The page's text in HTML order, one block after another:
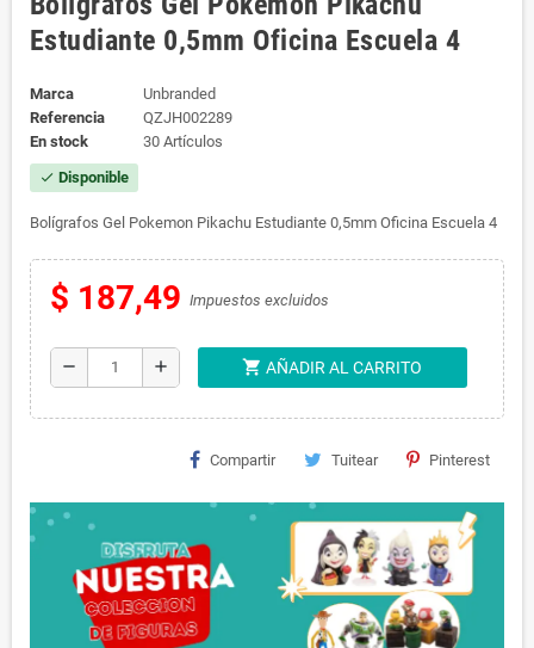
Estudiante 0,5mm Oficina Escuela 4
Marca
Unbranded
Referencia
QZJH002289
En stock
30 Artículos
check Disponible
Bolígrafos Gel Pokemon Pikachu Estudiante 0,5mm Oficina Escuela 4
$ 187,49 Impuestos excluidos
remove add shopping_cart AÑADIR AL CARRITO
Compartir Tuitear Pinterest